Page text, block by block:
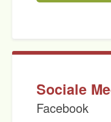
Sociale
Facebook